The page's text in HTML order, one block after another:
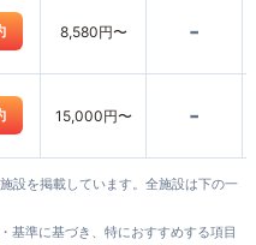
8,580円〜 -
15,000円〜 -
設を掲載しています。全施設は下の一
基準に基づき、特におすすめする項目